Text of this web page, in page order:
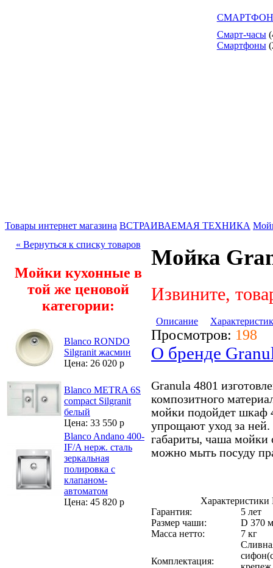
Смарт-часы
Смартфоны
Товары интернет магазина ВСТРАИВАЕМАЯ ТЕХНИКА
« Вернуться к списку товаров
Мойки кухонные в
той же ценовой
категории:
Blanco RONDO
Silgranit жасмин
Цена: 26 020 р
Blanco METRA 6S
compact Silgranit
белый
Цена: 33 550 р
Blanco Andano 400-
IF/A нерж. сталь
зеркальная
полировка с
клапаном-
автоматом
Цена: 45 820 р
Мойка
Извините,
Описание
Просмотров: 198
О бренде
Granula 4801
композитного
мойки подойдет шкаф
упрощают уход за
габариты, чаша мойки
можно мыть посуду
Гарантия:
5 лет
Размер чаши:
D 370
Масса нетто:
7 кг
Комплектация: